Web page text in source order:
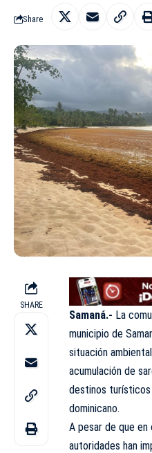
Share
SHARE
Samaná.- La
municipio de
situación
acumulación de
destinos
dominicano.
A pesar de que
autoridades han